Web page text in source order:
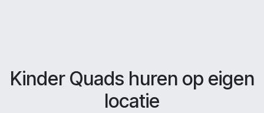
Kinder Quads huren op eigen
locatie